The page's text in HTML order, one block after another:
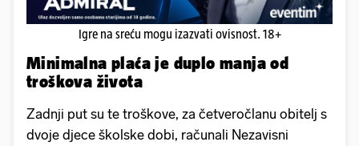
Igre na sreću mogu izazvati ovisnost. 18+
Minimalna plaća je duplo manja od
troškova života
Zadnji put su te troškove, za četveročlanu obitelj s
dvoje djece školske dobi, računali Nezavisni